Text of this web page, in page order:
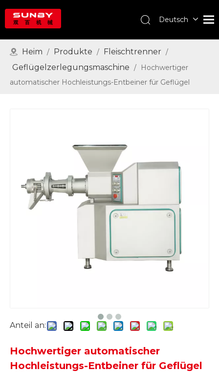
Deutsch
Français
Heim / Produkte / Fleischtrenner /
Geflügelzerlegungsmaschine /
Hochwertiger
automatischer Hochleistungs-Entbeiner für Geflügel
Anteil an:
Hochwertiger automatischer
Hochleistungs-Entbeiner für Geflügel